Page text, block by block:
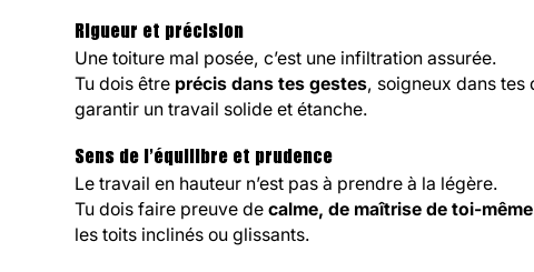
Rigueur et précision
Une toiture mal posée, c’est une infiltration assurée.
Tu dois être précis dans tes gestes, soigneux dans
garantir un travail solide et étanche.
Sens de l’équilibre et prudence
Le travail en hauteur n’est pas à prendre à la légère.
Tu dois faire preuve decalme, de maîtrise de toi-
les toits inclinés ou glissants.